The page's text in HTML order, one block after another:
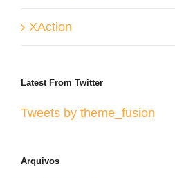
XAction
Latest From Twitter
Tweets by theme_fusion
Arquivos